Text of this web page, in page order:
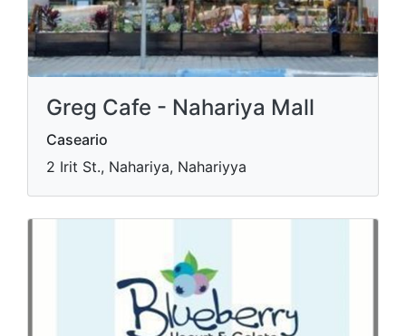
Greg Cafe - Nahariya Mall
Caseario
2 Irit St., Nahariya, Nahariyya